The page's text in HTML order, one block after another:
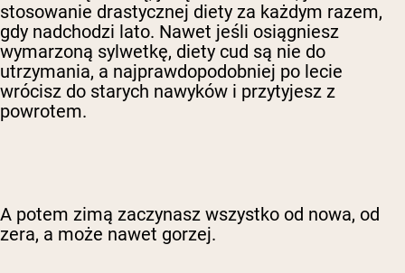
stosowanie drastycznej diety za każdym razem,
gdy nadchodzi lato. Nawet jeśli osiągniesz
wymarzoną sylwetkę, diety cud są nie do
utrzymania, a najprawdopodobniej po lecie
wrócisz do starych nawyków i przytyjesz z
powrotem.
A potem zimą zaczynasz wszystko od nowa, od
zera, a może nawet gorzej.